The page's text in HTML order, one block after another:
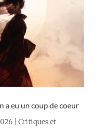
eu un coup de coeur
| Critiques et